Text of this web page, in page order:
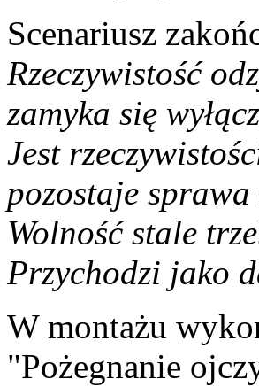
Scenariusz
Rzeczywistość
zamyka się
Jest
pozostaje
Wolność stale
Przychodzi jako
W montażu
"Pożegnanie